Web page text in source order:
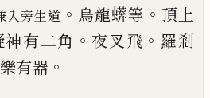
入旁生道 。 烏龍蠎等 。 頂上
神有二角 。 夜叉飛 。 羅剎
樂有器 。